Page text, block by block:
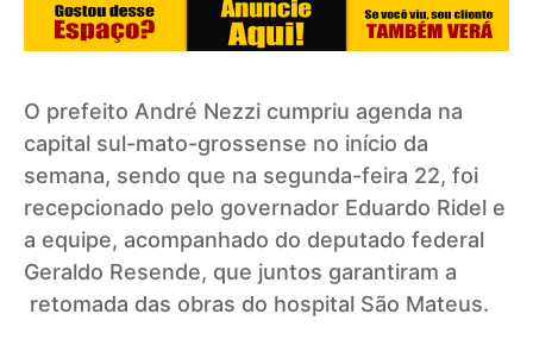
O prefeito André Nezzi cumpriu agenda na
capital sul-mato-grossense no início da
semana, sendo que na segunda-feira 22, foi
recepcionado pelo governador Eduardo Ridel e
a equipe, acompanhado do deputado federal
Geraldo Resende, que juntos garantiram a
retomada das obras do hospital São Mateus.